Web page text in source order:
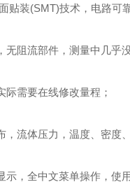
装(SMT)技术，电路可靠
阻流部件，测量中几乎没
需要在线修改量程；
流体压力，温度、密度、
，全中文菜单操作，使用